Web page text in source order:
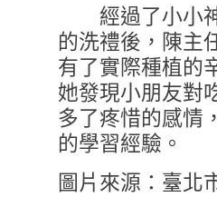
經過了小小
的洗禮後，陳主
有了實際種植的
她發現小朋友對
多了疼惜的感情
的學習經驗。
圖片來源：臺北